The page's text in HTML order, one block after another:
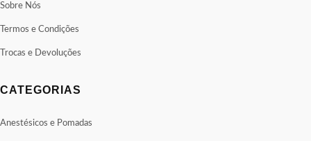
Sobre Nós
Termos e Condições
Trocas e Devoluções
CATEGORIAS
Anestésicos e Pomadas